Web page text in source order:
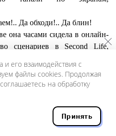
Да обходи!.. Да блин!
она часами сидела в онлайн-
сценариев в Second Life,
увязла во внимании местных
в школе, чтобы потом
в игры. Красивый скин был
не была Соней. Она
имена и жизни, потому что
и его взаимодействия с
файлы cookies. Продолжая
на обработку
Принять